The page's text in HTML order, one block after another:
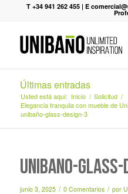
T +34 941 262 455 |E
Últimas entradas
Usted está aquí: Inicio / Solicitud /
Elegancia tranquila con mueble de
unibaño-glass-design-3
unibaño-glass-
junio 3, 2025 / 0 Comentarios / por